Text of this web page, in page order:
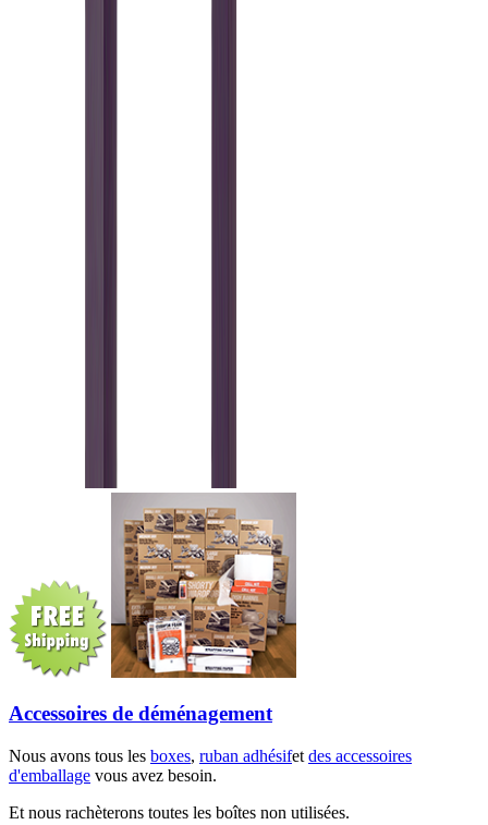
Accessoires de déménagement
Nous avons tous les boxes, ruban adhésifet des accessoires
d'emballage vous avez besoin.
Et nous rachèterons toutes les boîtes non utilisées.